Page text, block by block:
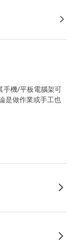
手機/平板電腦架可
是做作業或手工也